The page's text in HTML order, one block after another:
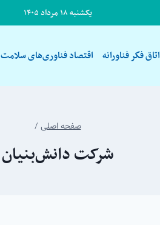
یکشنبه ۱۸ مرداد ۱۴۰۵
اتاق فكر فناورانه اقتصاد فناوری‌های سلامت
صفحه اصلی /
شرکت دانش‌بنیان